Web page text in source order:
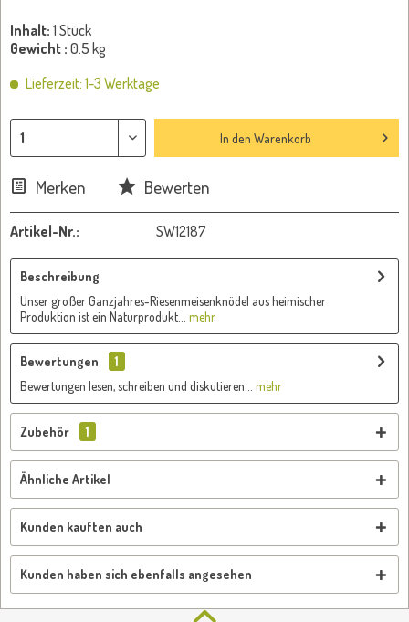
Inhalt: 1 Stück
Gewicht : 0.5 kg
Lieferzeit: 1-3 Werktage
In den Warenkorb
Merken Bewerten
Artikel-Nr.: SW12187
Beschreibung
Unser großer Ganzjahres-Riesenmeisenknödel aus heimischer
Produktion ist ein Naturprodukt...
mehr
Bewertungen
1
Bewertungen lesen, schreiben und diskutieren...
mehr
Zubehör 1
Ähnliche Artikel
Kunden kauften auch
Kunden haben sich ebenfalls angesehen